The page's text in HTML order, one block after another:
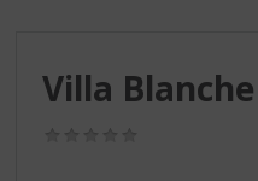
Villa